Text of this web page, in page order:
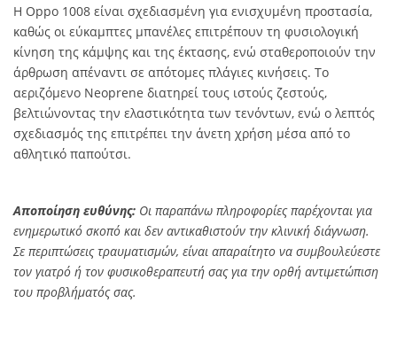
Η Oppo 1008 είναι σχεδιασμένη για ενισχυμένη προστασία,
καθώς οι εύκαμπτες μπανέλες επιτρέπουν τη φυσιολογική
κίνηση της κάμψης και της έκτασης, ενώ σταθεροποιούν την
άρθρωση απέναντι σε απότομες πλάγιες κινήσεις. Το
αεριζόμενο Neoprene διατηρεί τους ιστούς ζεστούς,
βελτιώνοντας την ελαστικότητα των τενόντων, ενώ ο λεπτός
σχεδιασμός της επιτρέπει την άνετη χρήση μέσα από το
αθλητικό παπούτσι.
Αποποίηση ευθύνης: Οι παραπάνω πληροφορίες παρέχονται για
ενημερωτικό σκοπό και δεν αντικαθιστούν την κλινική διάγνωση.
Σε περιπτώσεις τραυματισμών, είναι απαραίτητο να συμβουλεύεστε
τον γιατρό ή τον φυσικοθεραπευτή σας για την ορθή αντιμετώπιση
του προβλήματός σας.